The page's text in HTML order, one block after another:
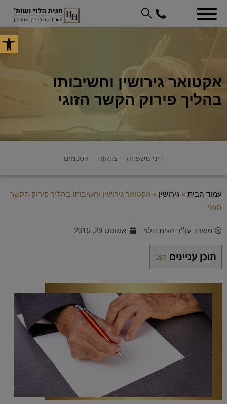
פתח
אקטואר גירושין וחשיבותו
בהליך פירוק הקשר הזוגי
דיני משפחה צוואות הסכמים
עמוד הבית » גירושין » אקטואר גירושין וחשיבותו בהליך פירוק הקשר
הזוגי
משרד עו״ד חגית הלוי אוגוסט 29, 2016
תוכן עניינים הצג